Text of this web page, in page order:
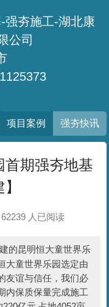
强夯施工-湖北康
公司
项目案例 强夯快讯
首期强夯地基
62239 人已阅读
的昆明恒大童世界乐
大童世界乐园选定由
友谊与信任，我们必
内保质保量完成施工